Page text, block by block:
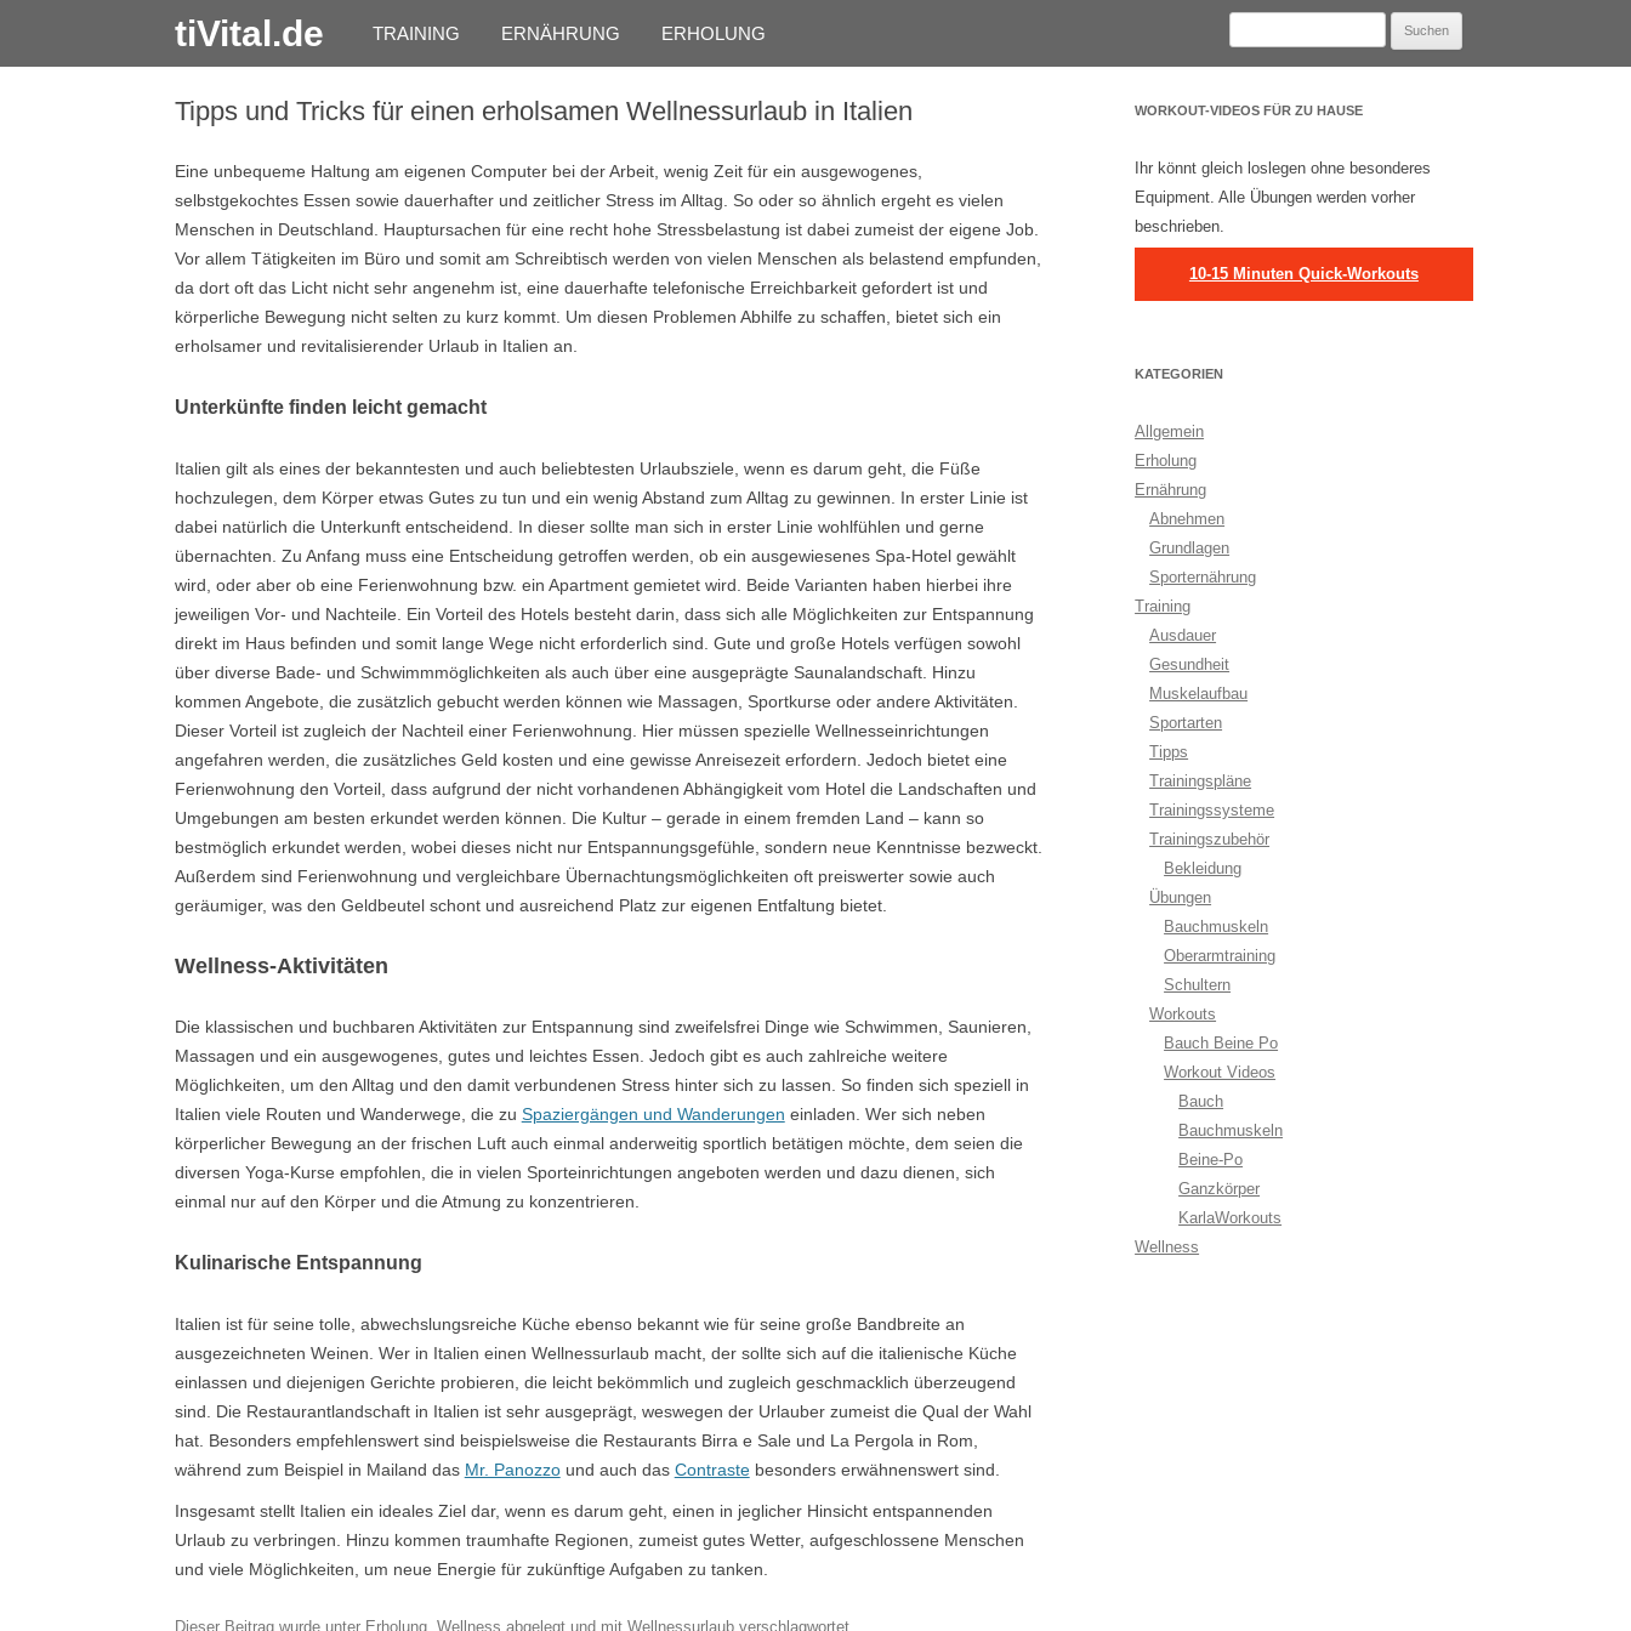
tiVital.de TRAINING ERNÄHRUNG ERHOLUNG
Suchen
Tipps und Tricks für einen erholsamen Wellnessurlaub in Italien
Eine unbequeme Haltung am eigenen Computer bei der Arbeit, wenig Zeit für ein ausgewogenes,
selbstgekochtes Essen sowie dauerhafter und zeitlicher Stress im Alltag. So oder so ähnlich ergeht es vielen
Menschen in Deutschland. Hauptursachen für eine recht hohe Stressbelastung ist dabei zumeist der eigene Job.
Vor allem Tätigkeiten im Büro und somit am Schreibtisch werden von vielen Menschen als belastend empfunden,
da dort oft das Licht nicht sehr angenehm ist, eine dauerhafte telefonische Erreichbarkeit gefordert ist und
körperliche Bewegung nicht selten zu kurz kommt. Um diesen Problemen Abhilfe zu schaffen, bietet sich ein
erholsamer und revitalisierender Urlaub in Italien an.
Unterkünfte finden leicht gemacht
Italien gilt als eines der bekanntesten und auch beliebtesten Urlaubsziele, wenn es darum geht, die Füße
hochzulegen, dem Körper etwas Gutes zu tun und ein wenig Abstand zum Alltag zu gewinnen. In erster Linie ist
dabei natürlich die Unterkunft entscheidend. In dieser sollte man sich in erster Linie wohlfühlen und gerne
übernachten. Zu Anfang muss eine Entscheidung getroffen werden, ob ein ausgewiesenes Spa-Hotel gewählt
wird, oder aber ob eine Ferienwohnung bzw. ein Apartment gemietet wird. Beide Varianten haben hierbei ihre
jeweiligen Vor- und Nachteile. Ein Vorteil des Hotels besteht darin, dass sich alle Möglichkeiten zur Entspannung
direkt im Haus befinden und somit lange Wege nicht erforderlich sind. Gute und große Hotels verfügen sowohl
über diverse Bade- und Schwimmmöglichkeiten als auch über eine ausgeprägte Saunalandschaft. Hinzu
kommen Angebote, die zusätzlich gebucht werden können wie Massagen, Sportkurse oder andere Aktivitäten.
Dieser Vorteil ist zugleich der Nachteil einer Ferienwohnung. Hier müssen spezielle Wellnesseinrichtungen
angefahren werden, die zusätzliches Geld kosten und eine gewisse Anreisezeit erfordern. Jedoch bietet eine
Ferienwohnung den Vorteil, dass aufgrund der nicht vorhandenen Abhängigkeit vom Hotel die Landschaften und
Umgebungen am besten erkundet werden können. Die Kultur – gerade in einem fremden Land – kann so
bestmöglich erkundet werden, wobei dieses nicht nur Entspannungsgefühle, sondern neue Kenntnisse bezweckt.
Außerdem sind Ferienwohnung und vergleichbare Übernachtungsmöglichkeiten oft preiswerter sowie auch
geräumiger, was den Geldbeutel schont und ausreichend Platz zur eigenen Entfaltung bietet.
Wellness-Aktivitäten
Die klassischen und buchbaren Aktivitäten zur Entspannung sind zweifelsfrei Dinge wie Schwimmen, Saunieren,
Massagen und ein ausgewogenes, gutes und leichtes Essen. Jedoch gibt es auch zahlreiche weitere
Möglichkeiten, um den Alltag und den damit verbundenen Stress hinter sich zu lassen. So finden sich speziell in
Italien viele Routen und Wanderwege, die zu Spaziergängen und Wanderungen einladen. Wer sich neben
körperlicher Bewegung an der frischen Luft auch einmal anderweitig sportlich betätigen möchte, dem seien die
diversen Yoga-Kurse empfohlen, die in vielen Sporteinrichtungen angeboten werden und dazu dienen, sich
einmal nur auf den Körper und die Atmung zu konzentrieren.
Kulinarische Entspannung
Italien ist für seine tolle, abwechslungsreiche Küche ebenso bekannt wie für seine große Bandbreite an
ausgezeichneten Weinen. Wer in Italien einen Wellnessurlaub macht, der sollte sich auf die italienische Küche
einlassen und diejenigen Gerichte probieren, die leicht bekömmlich und zugleich geschmacklich überzeugend
sind. Die Restaurantlandschaft in Italien ist sehr ausgeprägt, weswegen der Urlauber zumeist die Qual der Wahl
hat. Besonders empfehlenswert sind beispielsweise die Restaurants Birra e Sale und La Pergola in Rom,
während zum Beispiel in Mailand das Mr. Panozzound auch das Contrastebesonders erwähnenswert sind.
Insgesamt stellt Italien ein ideales Ziel dar, wenn es darum geht, einen in jeglicher Hinsicht entspannenden
Urlaub zu verbringen. Hinzu kommen traumhafte Regionen, zumeist gutes Wetter, aufgeschlossene Menschen
und viele Möglichkeiten, um neue Energie für zukünftige Aufgaben zu tanken.
Dieser Beitrag wurde unter Erholung, Wellness abgelegt und mit Wellnessurlaubverschlagwortet.
WORKOUT-VIDEOS FÜR ZU HAUSE
Ihr könnt gleich loslegen ohne besonderes
Equipment. Alle Übungen werden vorher
beschrieben.
10-15 Minuten Quick-Workouts
KATEGORIEN
Allgemein
Erholung
Ernährung
Abnehmen
Grundlagen
Sporternährung
Training
Ausdauer
Gesundheit
Muskelaufbau
Sportarten
Tipps
Trainingspläne
Trainingssysteme
Trainingszubehör
Bekleidung
Übungen
Bauchmuskeln
Oberarmtraining
Schultern
Workouts
Bauch Beine Po
Workout Videos
Bauch
Bauchmuskeln
Beine-Po
Ganzkörper
KarlaWorkouts
Wellness